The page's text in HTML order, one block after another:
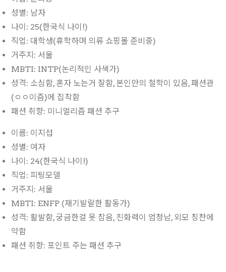
성별: 남자
나이: 25(한국식 나이!)
직업: 대학생(휴학하며 의류 쇼핑몰 준비중)
거주지: 서울
MBTI: INTP(논리적인 사색가)
성격: 소심함, 혼자 노는거 잘함, 본인만의 철학이 있음, 패션관
(ㅇㅇ이즘)에 집착함
패션 취향: 미니멀리즘 패션 추구
이름: 이지섭
성별: 여자
나이: 24(한국식 나이!)
직업: 피팅모델
거주지: 서울
MBTI: ENFP (재기발랄한 활동가)
성격: 활발함, 궁금한걸 못 참음, 친화력이 엄청남, 외모 칭찬에
약함
패션 취향: 포인트 주는 패션 추구